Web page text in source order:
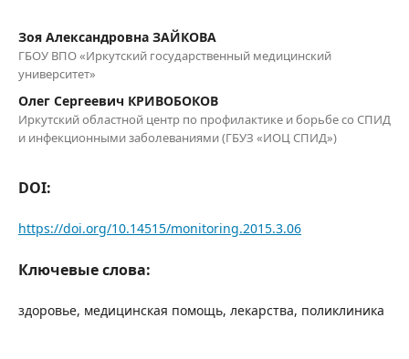
Зоя Александровна ЗАЙКОВА
ГБОУ ВПО «Иркутский государственный медицинский
университет»
Олег Сергеевич КРИВОБОКОВ
Иркутский областной центр по профилактике и борьбе со СПИД
и инфекционными заболеваниями (ГБУЗ «ИОЦ СПИД»)
DOI:
https://doi.org/10.14515/monitoring.2015.3.06
Ключевые слова:
здоровье, медицинская помощь, лекарства, поликлиника